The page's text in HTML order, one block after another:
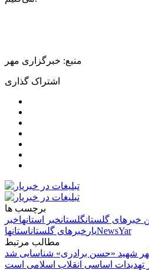
منبع: خبرگزاری مهر
اشتراک گذاری
برچسب ها
خبرهای گلستانگلستانخبر استانهاخبر
یار خبرهای گلستاناستانها
NewsYar
مطالب مرتبط
شهید «حسن برادری» شناسایی شد
اساسی انقلاب اسلامی است